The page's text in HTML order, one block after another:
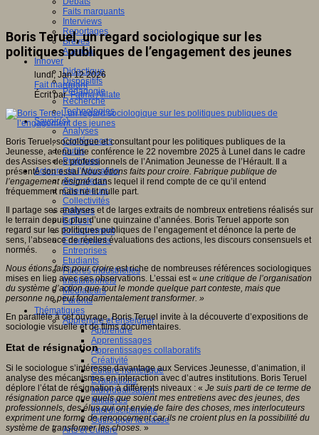
Faits marquants
Interviews
Reportages
Brèves
Agenda
Innover
Didactique
Dispositifs
Pédagogie
Recherche
Technologies
Savoir(s)
Analyses
Conférences
Outils
Pratiques
Acteurs de l'éducation
Animateurs
Chercheurs
Collectivités
Editeurs
EdTech
Encadrement
Enseignants
Entreprises
Etudiants
Filières industrielles
Institutionnels
Médiateurs
Parents
Thématiques
Apprendre et enseigner
Apprendre
Apprentissages
Apprentissages collaboratifs
Créativité
Culture numérique
Evaluations
Individualisation
Initiatives
Interdisciplinarité
Outils pour la classe
Arts et Culture
Boris Teruel, un regard sociologique sur les
politiques publiques de l’engagement des jeunes
lundi, Jan 12 2026
Fait marquant
Écrit parFatma Alilate
Boris Teruel, sociologue et consultant pour les politiques publiques de la
Jeunesse, a tenu une conférence le 22 novembre 2025 à Lunel dans le cadre
des Assises des professionnels de l’Animation Jeunesse de l’Hérault. Il a
présenté son essaiNous étions faits pour croire. Fabrique publique de
l’engagement résignédans lequel il rend compte de ce qu’il entend
fréquemment mais ne lit nulle part.
Il partage ses analyses et de larges extraits de nombreux entretiens réalisés sur
le terrain depuis plus d’une quinzaine d’années. Boris Teruel apporte son
regard sur les politiques publiques de l’engagement et dénonce la perte de
sens, l’absence de réelles évaluations des actions, les discours consensuels et
normés.
Nous étions faits pour croireest riche de nombreuses références sociologiques
mises en lien avec ses observations. L’essai est « une critique de l’organisation
du système d’action que tout le monde quelque part conteste, mais que
personne ne peut fondamentalement transformer. »
En parallèle à cet ouvrage, Boris Teruel invite à la découverte d’expositions de
sociologie visuelle et de films documentaires.
Etat de résignation
Si le sociologue s’intéresse davantage aux Services Jeunesse, d’animation, il
analyse des mécanismes en interaction avec d’autres institutions. Boris Teruel
déplore l’état de résignation à différents niveaux : « Je suis parti de ce terme de
résignation parce que quels que soient mes entretiens avec des jeunes, des
professionnels, des élus qui ont envie de faire des choses, mes interlocuteurs
expriment une forme de renoncement car ils ne croient plus en la possibilité du
système de transformer les choses. »